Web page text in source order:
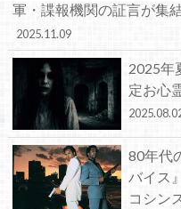
軍・諜報機関の証言が集
2025.11.09
2025年
定お心
80年代
バイス
コシン